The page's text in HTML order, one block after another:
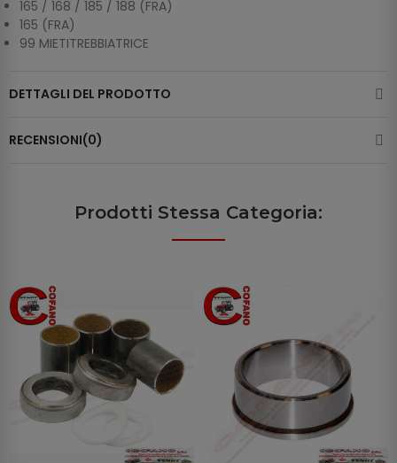
165 / 168 / 185 / 188 (FRA)
165 (FRA)
99 MIETITREBBIATRICE
DETTAGLI DEL PRODOTTO
RECENSIONI(0)
Prodotti Stessa Categoria: